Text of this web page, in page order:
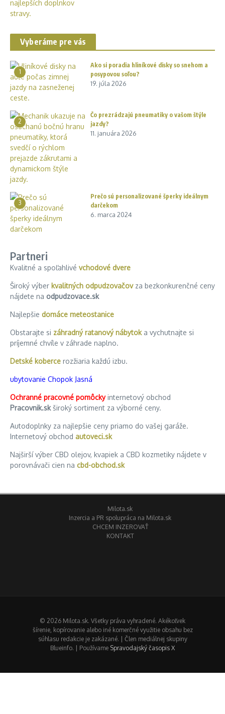
Vyberáme pre vás
1
Ako si poradia hliníkové disky so snehom a
posypovou soľou?
19. júla 2026
2
Čo prezrádzajú pneumatiky o vašom štýle
jazdy?
11. januára 2026
3
Prečo sú personalizované šperky ideálnym
darčekom
6. marca 2024
Partneri
Kvalitné a spoľahlivé vchodové dvere
Široký výber kvalitných odpudzovačovza bezkonkurenčné ceny
nájdete na odpudzovace.sk
Najlepšie domáce meteostanice
Obstarajte si záhradný ratanový nábytoka vychutnajte si
príjemné chvíle v záhrade naplno.
Detské koberce rozžiaria každú izbu.
ubytovanie Chopok Jasná
Ochranné pracovné pomôckyinternetový obchod
Pracovnik.skširoký sortiment za výborné ceny.
Autodoplnky za najlepšie ceny priamo do vašej garáže.
Internetový obchod autoveci.sk
Najširší výber CBD olejov, kvapiek a CBD kozmetiky nájdete v
porovnávači cien na cbd-obchod.sk
Milota.sk
Inzercia a PR spolupráca na Milota.sk
CHCEM INZEROVAŤ
KONTAKT
© 2026 Milota.sk. Všetky práva vyhradené. Akékoľvek
šírenie, kopírovanie alebo iné komerčné využitie obsahu bez
súhlasu redakcie je zakázané. | Člen mediálnej skupiny
Blueinfo. | Používame Spravodajský časopis X